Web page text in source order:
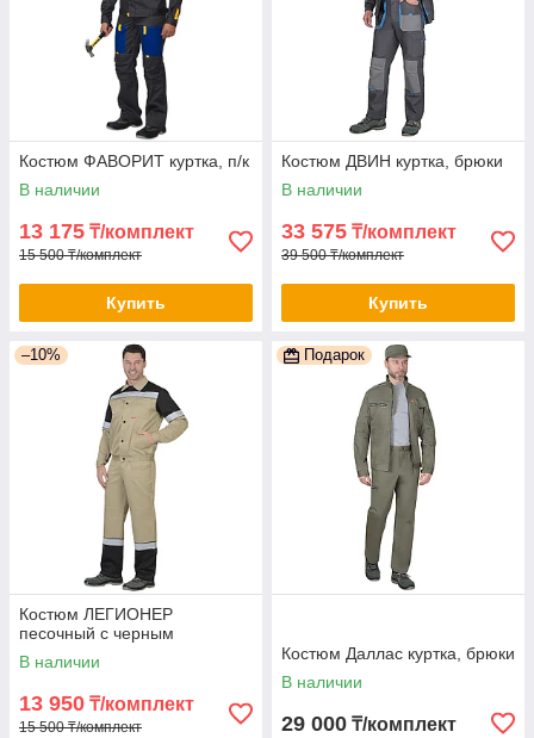
Костюм ФАВОРИТ куртка, п/к
В наличии
13 175 ₸/комплект
15 500 ₸/комплект
Купить
Костюм ДВИН куртка, брюки
В наличии
33 575 ₸/комплект
39 500 ₸/комплект
Купить
–10%
Костюм ЛЕГИОНЕР
песочный с черным
В наличии
13 950 ₸/комплект
15 500 ₸/комплект
Подарок
Костюм Даллас куртка, брюки
В наличии
29 000 ₸/комплект